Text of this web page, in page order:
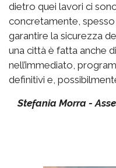
dietro quei lavori ci
concretamente,
garantire la sicurezza
una città è fatta anche
nell’immediato,
definitivi e,
Stefania Morra -